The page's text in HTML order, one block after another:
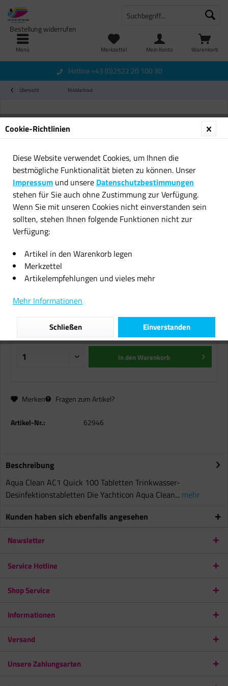
Menü Warenkorb
Merkzettel
Bestellung widerrufen
Mein Konto
Hotline +43 (0)2522 20 100 30
Übersicht fit4blackout
Aqua Clean AC1 Quick 100
Tabletten Trinkwasser-
Desinfektionstabletten
12,99 € *
Sofort versandfertig, Lieferzeit ca. 1-2 Werktage
In denWarenkorb
Merken Fragen zum Artikel?
Artikel-Nr.: 62946
Beschreibung
Aqua Clean AC1 Quick 100 Tabletten Trinkwasser-
Desinfektionstabletten Die Yachticon Aqua Clean... mehr
Kunden haben sich ebenfalls angesehen
Newsletter
Service Hotline
Shop Service
Informationen
Versand
Unsere Zahlungsarten
Cookie-Richtlinien
Diese Website verwendet Cookies, um Ihnen die
bestmögliche Funktionalität bieten zu können. Unser
Impressum und unsere Datenschutzbestimmungen
stehen für Sie auch ohne Zustimmung zur Verfügung.
Wenn Sie mit unseren Cookies nicht einverstanden sein
sollten, stehen Ihnen folgende Funktionen nicht zur
Verfügung:
Artikel in den Warenkorb legen
Merkzettel
Artikelempfehlungen und vieles mehr
Mehr Informationen
Einverstanden
Schließen